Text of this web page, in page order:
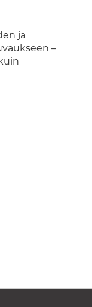
ja
–